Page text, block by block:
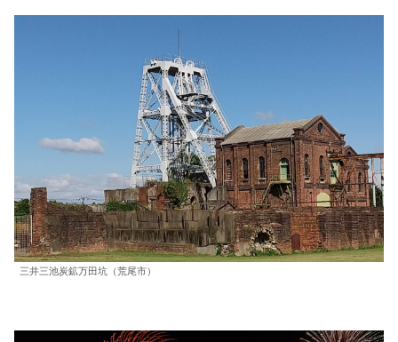
三井三池炭鉱万田坑（荒尾市）